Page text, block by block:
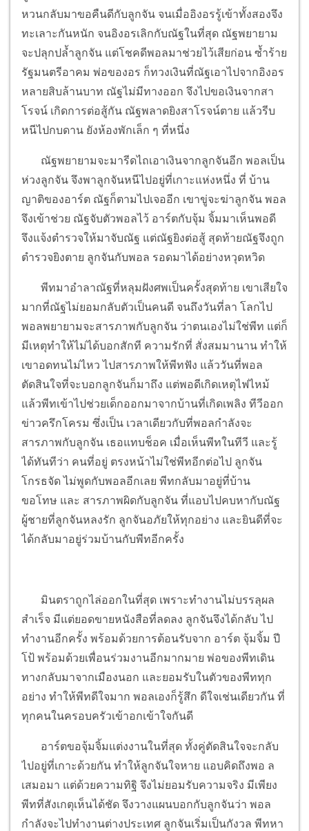
หวนกลับมาขอคืนดีกับลูกจัน จนเมื่ออิงอรรู้เข้าทั้งสองจึง
ทะเลาะกันหนัก จนอิงอรเลิกกับณัฐในที่สุด ณัฐพยายาม
จะปลุกปล้ำลูกจัน แต่โชคดีพอลมาช่วยไว้เสียก่อน ซ้ำร้าย
รัฐมนตรีอาคม พ่อของอร ก็ทวงเงินที่ณัฐเอาไปจากอิงอร
หลายสิบล้านบาท ณัฐไม่มีทางออก จึงไปขอเงินจากสา
โรจน์ เกิดการต่อสู้กัน ณัฐพลาดยิงสาโรจน์ตาย แล้วรีบ
หนีไปกบดาน ยังห้องพักเล็ก ๆ ที่หนึ่ง
ณัฐพยายามจะมารีดไถเอาเงินจากลูกจันอีก พอลเป็น
ห่วงลูกจัน จึงพาลูกจันหนีไปอยู่ที่เกาะแห่งหนึ่ง ที่ บ้าน
ญาติของอาร์ต ณัฐก็ตามไปเจออีก เขาขู่จะฆ่าลูกจัน พอล
จึงเข้าช่วย ณัฐจับตัวพอลไว้ อาร์ตกับจุ้ม จิ้มมาเห็นพอดี
จึงแจ้งตำรวจให้มาจับณัฐ แต่ณัฐยิงต่อสู้ สุดท้ายณัฐจึงถูก
ตำรวจยิงตาย ลูกจันกับพอล รอดมาได้อย่างหวุดหวิด
พีทมาอำลาณัฐที่หลุมฝังศพเป็นครั้งสุดท้าย เขาเสียใจ
มากที่ณัฐไม่ยอมกลับตัวเป็นคนดี จนถึงวันที่ลา โลกไป
พอลพยายามจะสารภาพกับลูกจัน ว่าตนเองไม่ใช่พีท แต่ก็
มีเหตุทำให้ไม่ได้บอกสักที ความรักที่ สั่งสมมานาน ทำให้
เขาอดทนไม่ไหว ไปสารภาพให้พีทฟัง แล้ววันที่พอล
ตัดสินใจที่จะบอกลูกจันก็มาถึง แต่พอดีเกิดเหตุไฟไหม้
แล้วพีทเข้าไปช่วยเด็กออกมาจากบ้านที่เกิดเพลิง ทีวีออก
ข่าวครึกโครม ซึ่งเป็น เวลาเดียวกับที่พอลกำลังจะ
สารภาพกับลูกจัน เธอแทบช็อค เมื่อเห็นพีทในทีวี และรู้
ได้ทันทีว่า คนที่อยู่ ตรงหน้าไม่ใช่พีทอีกต่อไป ลูกจัน
โกรธจัด ไม่พูดกับพอลอีกเลย พีทกลับมาอยู่ที่บ้าน
ขอโทษ และ สารภาพผิดกับลูกจัน ที่แอบไปคบหากับณัฐ
ผู้ชายที่ลูกจันหลงรัก ลูกจันอภัยให้ทุกอย่าง และยินดีที่จะ
ได้กลับมาอยู่ร่วมบ้านกับพีทอีกครั้ง
มินตราถูกไล่ออกในที่สุด เพราะทำงานไม่บรรลุผล
สำเร็จ มีแต่ยอดขายหนังสือที่ลดลง ลูกจันจึงได้กลับ ไป
ทำงานอีกครั้ง พร้อมด้วยการต้อนรับจาก อาร์ต จุ้มจิ้ม ปี
โป้ พร้อมด้วยเพื่อนร่วมงานอีกมากมาย พ่อของพีทเดิน
ทางกลับมาจากเมืองนอก และยอมรับในตัวของพีททุก
อย่าง ทำให้พีทดีใจมาก พอลเองก็รู้สึก ดีใจเช่นเดียวกัน ที่
ทุกคนในครอบครัวเข้าอกเข้าใจกันดี
อาร์ตขอจุ้มจิ้มแต่งงานในที่สุด ทั้งคู่ตัดสินใจจะกลับ
ไปอยู่ที่เกาะด้วยกัน ทำให้ลูกจันใจหาย แอบคิดถึงพอ ล
เสมอมา แต่ด้วยความทิฐิ จึงไม่ยอมรับความจริง มีเพียง
พีทที่สังเกตุเห็นได้ชัด จึงวางแผนบอกกับลูกจันว่า พอล
กำลังจะไปทำงานต่างประเทศ ลูกจันเริ่มเป็นกังวล พีทหา